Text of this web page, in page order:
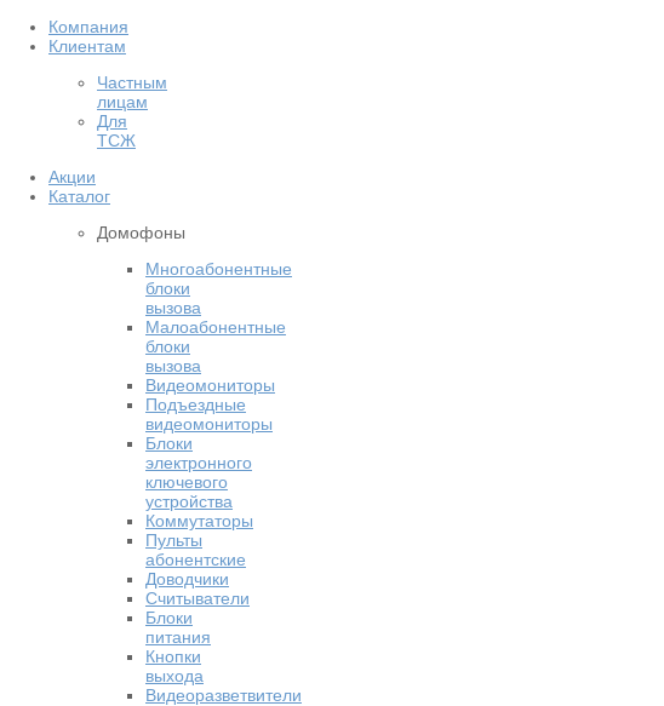
Компания
Клиентам
Частным
лицам
Для
ТСЖ
Акции
Каталог
Домофоны
Многоабонентные
блоки
вызова
Малоабонентные
блоки
вызова
Видеомониторы
Подъездные
видеомониторы
Блоки
электронного
ключевого
устройства
Коммутаторы
Пульты
абонентские
Доводчики
Считыватели
Блоки
питания
Кнопки
выхода
Видеоразветвители